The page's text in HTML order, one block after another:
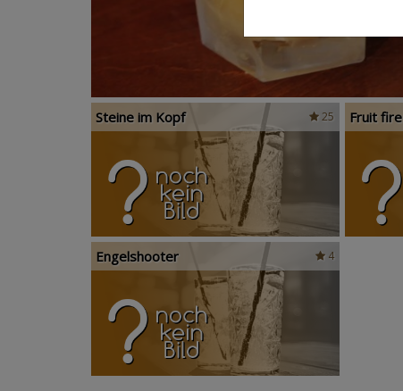
25
Steine im Kopf Fruit fire
4
Engelshooter